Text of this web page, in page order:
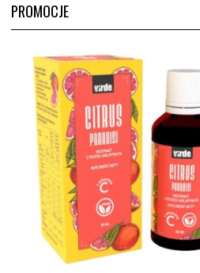
PROMOCJE